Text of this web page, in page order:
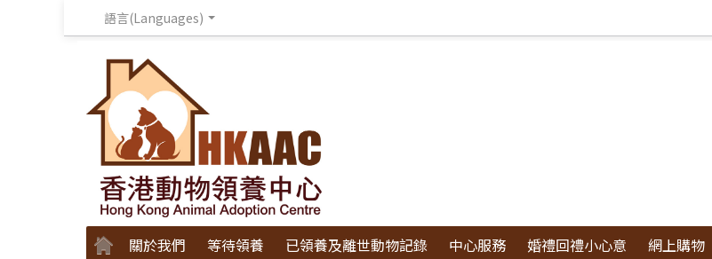
語言(Languages)
關於我們 等待領養 已領養及離世動物記錄 中心服務 婚禮回禮小心意 網上購物